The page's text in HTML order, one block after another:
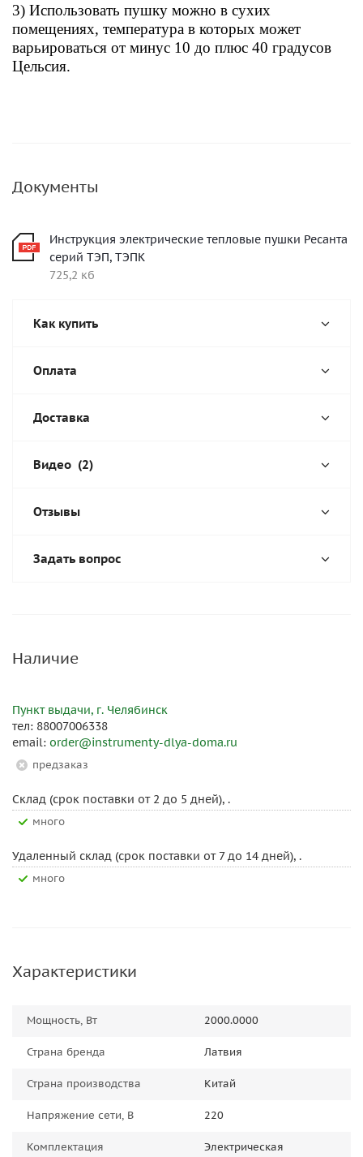
3) Использовать пушку можно в сухих
помещениях, температура в которых может
варьироваться от минус 10 до плюс 40 градусов
Цельсия.
Документы
Инструкция электрические тепловые пушки Ресанта
серий ТЭП, ТЭПК
725,2 кб
Как купить
Оплата
Доставка
Видео (2)
Отзывы
Задать вопрос
Наличие
Пункт выдачи, г. Челябинск
тел: 88007006338
email: order@instrumenty-dlya-doma.ru
Предзаказ
Склад (срок поставки от 2 до 5 дней), .
Много
Удаленный склад (срок поставки от 7 до 14 дней), .
Много
Характеристики
Мощность, Вт 2000.0000
Страна бренда Латвия
Страна производства Китай
Напряжение сети, В 220
Комплектация
Электрическая